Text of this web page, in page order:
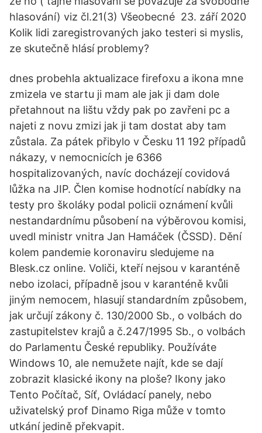
hlasování) viz čl.21(3) Všeobecné 23. září 2020
Kolik lidi zaregistrovaných jako testeri si myslis,
ze skutečně hlásí problemy?
dnes probehla aktualizace firefoxu a ikona mne
zmizela ve startu ji mam ale jak ji dam dole
přetahnout na lištu vždy pak po zavřeni pc a
najeti z novu zmizi jak ji tam dostat aby tam
zůstala. Za pátek přibylo v Česku 11 192 případů
nákazy, v nemocnicích je 6366
hospitalizovaných, navíc docházejí covidová
lůžka na JIP. Člen komise hodnotící nabídky na
testy pro školáky podal policii oznámení kvůli
nestandardnímu působení na výběrovou komisi,
uvedl ministr vnitra Jan Hamáček (ČSSD). Dění
kolem pandemie koronaviru sledujeme na
Blesk.cz online. Voliči, kteří nejsou v karanténě
nebo izolaci, případně jsou v karanténě kvůli
jiným nemocem, hlasují standardním způsobem,
jak určují zákony č. 130/2000 Sb., o volbách do
zastupitelstev krajů a č.247/1995 Sb., o volbách
do Parlamentu České republiky. Používáte
Windows 10, ale nemužete najít, kde se dají
zobrazit klasické ikony na ploše? Ikony jako
Tento Počítač, Síť, Ovládací panely, nebo
uživatelský prof Dinamo Riga může v tomto
utkání jedině překvapit.